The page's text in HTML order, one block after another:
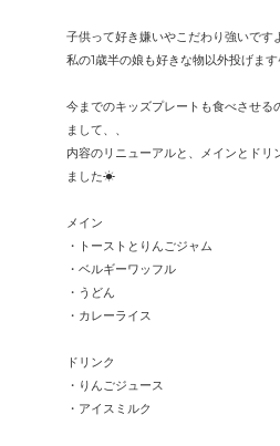
子供って好き嫌いやこだわり強いです
私の1歳半の娘も好きな物以外投げま
今までのキッズプレートも食べさせる
まして、、
内容のリニューアルと、メインとドリ
ました☀︎
メイン
・トーストとりんごジャム
・ベルギーワッフル
・うどん
・カレーライス
ドリンク
・りんごジュース
・アイスミルク